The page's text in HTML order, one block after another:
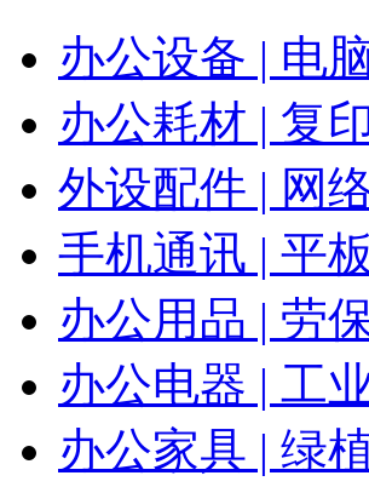
办公设备 | 电
办公耗材 | 复
外设配件 | 网
手机通讯 | 平
办公用品 | 劳
办公电器 | 工
办公家具 | 绿